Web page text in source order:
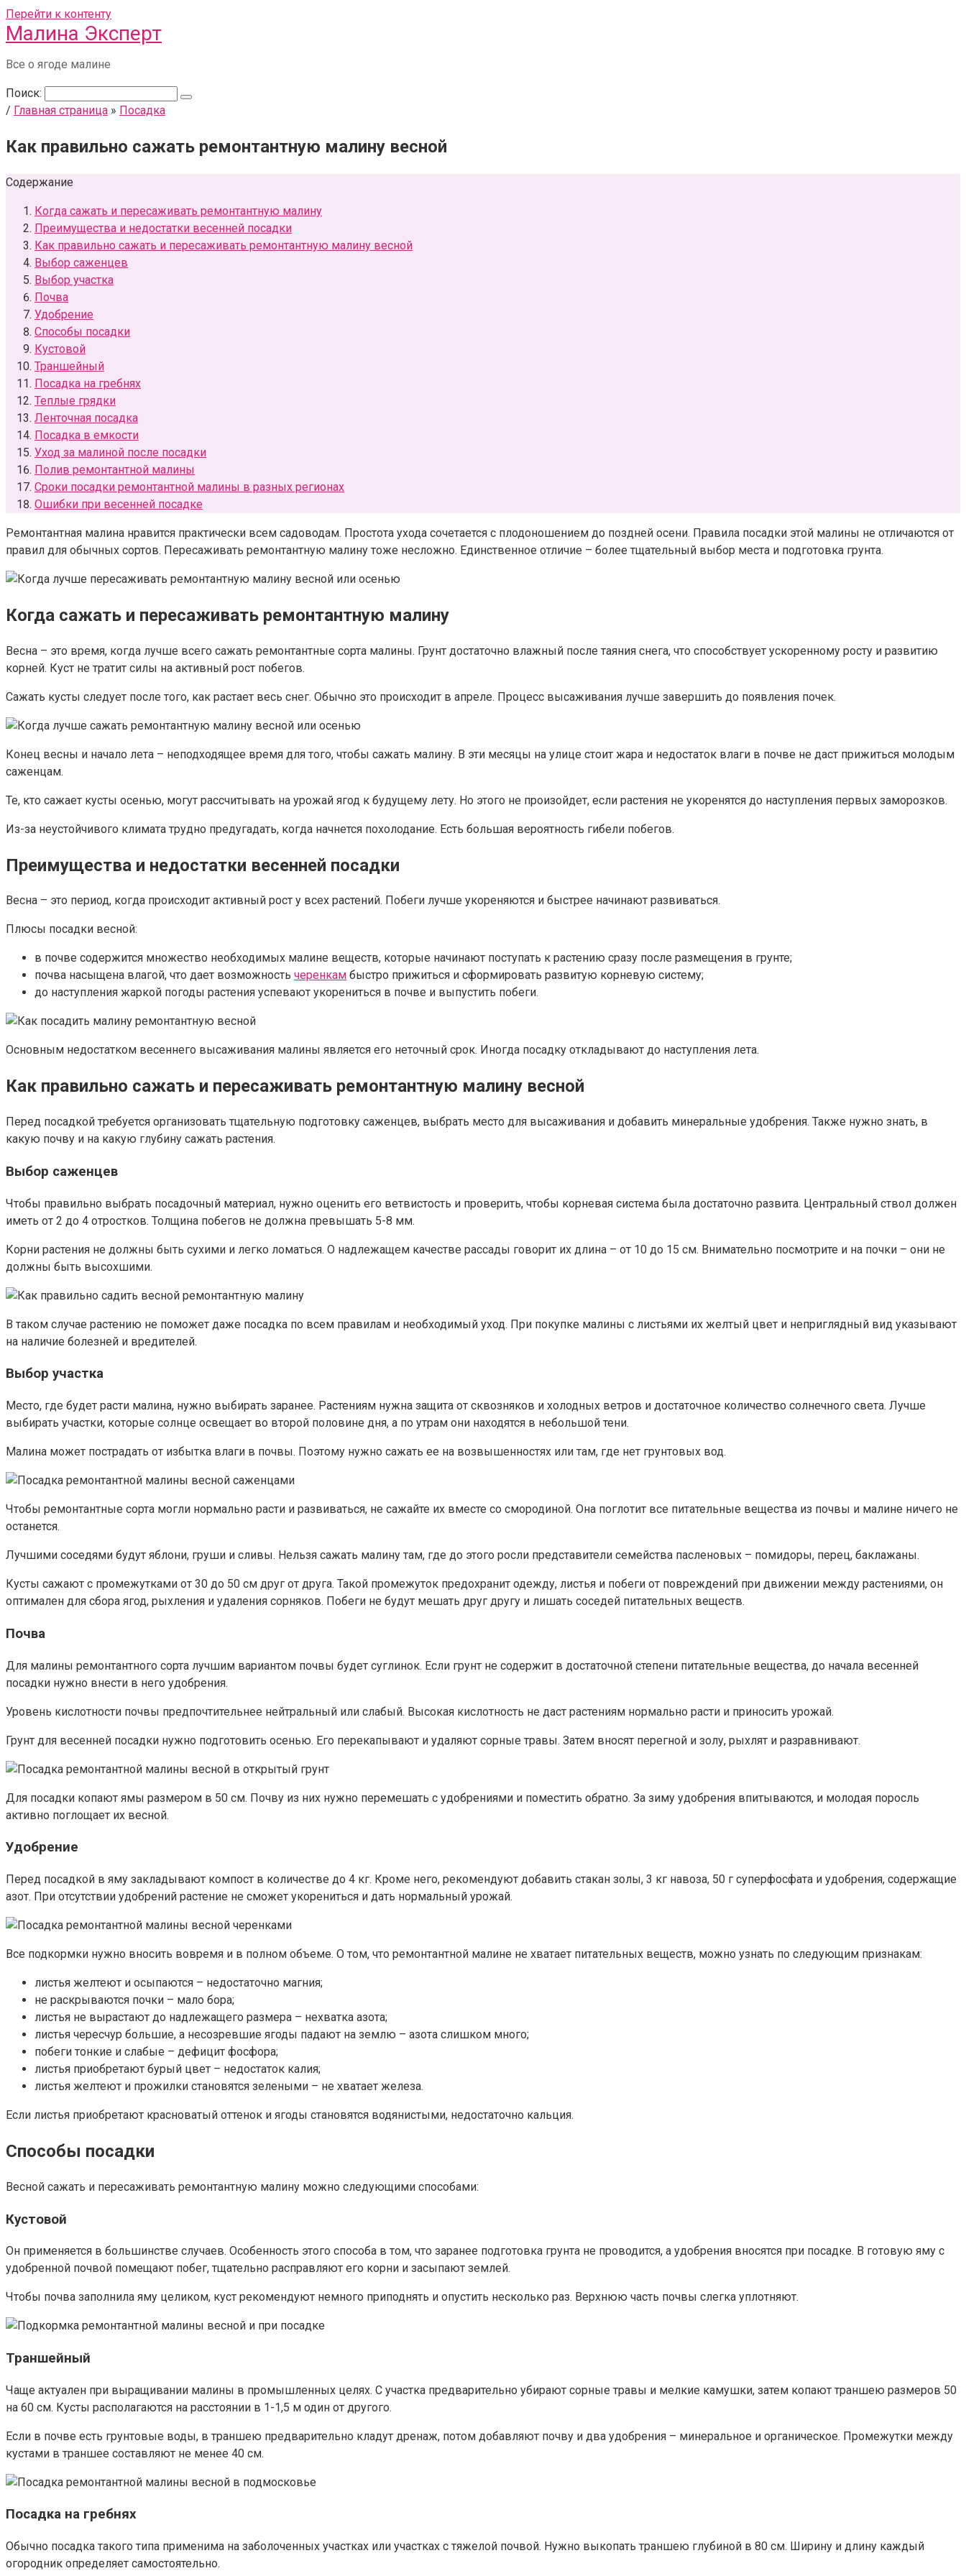
Перейти к контенту
Малина Эксперт
Все о ягоде малине
Поиск:
/ Главная страница » Посадка
Как правильно сажать ремонтантную малину весной
Содержание
Когда сажать и пересаживать ремонтантную малину
Преимущества и недостатки весенней посадки
Как правильно сажать и пересаживать ремонтантную малину весной
Выбор саженцев
Выбор участка
Почва
Удобрение
Способы посадки
Кустовой
Траншейный
Посадка на гребнях
Теплые грядки
Ленточная посадка
Посадка в емкости
Уход за малиной после посадки
Полив ремонтантной малины
Сроки посадки ремонтантной малины в разных регионах
Ошибки при весенней посадке
Ремонтантная малина нравится практически всем садоводам. Простота ухода сочетается с плодоношением до поздней осени. Правила посадки этой малины не отличаются от
правил для обычных сортов. Пересаживать ремонтантную малину тоже несложно. Единственное отличие – более тщательный выбор места и подготовка грунта.
Когда сажать и пересаживать ремонтантную малину
Весна – это время, когда лучше всего сажать ремонтантные сорта малины. Грунт достаточно влажный после таяния снега, что способствует ускоренному росту и развитию
корней. Куст не тратит силы на активный рост побегов.
Сажать кусты следует после того, как растает весь снег. Обычно это происходит в апреле. Процесс высаживания лучше завершить до появления почек.
Конец весны и начало лета – неподходящее время для того, чтобы сажать малину. В эти месяцы на улице стоит жара и недостаток влаги в почве не даст прижиться молодым
саженцам.
Те, кто сажает кусты осенью, могут рассчитывать на урожай ягод к будущему лету. Но этого не произойдет, если растения не укоренятся до наступления первых заморозков.
Из-за неустойчивого климата трудно предугадать, когда начнется похолодание. Есть большая вероятность гибели побегов.
Преимущества и недостатки весенней посадки
Весна – это период, когда происходит активный рост у всех растений. Побеги лучше укореняются и быстрее начинают развиваться.
Плюсы посадки весной:
в почве содержится множество необходимых малине веществ, которые начинают поступать к растению сразу после размещения в грунте;
почва насыщена влагой, что дает возможность черенкам быстро прижиться и сформировать развитую корневую систему;
до наступления жаркой погоды растения успевают укорениться в почве и выпустить побеги.
Основным недостатком весеннего высаживания малины является его неточный срок. Иногда посадку откладывают до наступления лета.
Как правильно сажать и пересаживать ремонтантную малину весной
Перед посадкой требуется организовать тщательную подготовку саженцев, выбрать место для высаживания и добавить минеральные удобрения. Также нужно знать, в
какую почву и на какую глубину сажать растения.
Выбор саженцев
Чтобы правильно выбрать посадочный материал, нужно оценить его ветвистость и проверить, чтобы корневая система была достаточно развита. Центральный ствол должен
иметь от 2 до 4 отростков. Толщина побегов не должна превышать 5-8 мм.
Корни растения не должны быть сухими и легко ломаться. О надлежащем качестве рассады говорит их длина – от 10 до 15 см. Внимательно посмотрите и на почки – они не
должны быть высохшими.
В таком случае растению не поможет даже посадка по всем правилам и необходимый уход. При покупке малины с листьями их желтый цвет и неприглядный вид указывают
на наличие болезней и вредителей.
Выбор участка
Место, где будет расти малина, нужно выбирать заранее. Растениям нужна защита от сквозняков и холодных ветров и достаточное количество солнечного света. Лучше
выбирать участки, которые солнце освещает во второй половине дня, а по утрам они находятся в небольшой тени.
Малина может пострадать от избытка влаги в почвы. Поэтому нужно сажать ее на возвышенностях или там, где нет грунтовых вод.
Чтобы ремонтантные сорта могли нормально расти и развиваться, не сажайте их вместе со смородиной. Она поглотит все питательные вещества из почвы и малине ничего не
останется.
Лучшими соседями будут яблони, груши и сливы. Нельзя сажать малину там, где до этого росли представители семейства пасленовых – помидоры, перец, баклажаны.
Кусты сажают с промежутками от 30 до 50 см друг от друга. Такой промежуток предохранит одежду, листья и побеги от повреждений при движении между растениями, он
оптимален для сбора ягод, рыхления и удаления сорняков. Побеги не будут мешать друг другу и лишать соседей питательных веществ.
Почва
Для малины ремонтантного сорта лучшим вариантом почвы будет суглинок. Если грунт не содержит в достаточной степени питательные вещества, до начала весенней
посадки нужно внести в него удобрения.
Уровень кислотности почвы предпочтительнее нейтральный или слабый. Высокая кислотность не даст растениям нормально расти и приносить урожай.
Грунт для весенней посадки нужно подготовить осенью. Его перекапывают и удаляют сорные травы. Затем вносят перегной и золу, рыхлят и разравнивают.
Для посадки копают ямы размером в 50 см. Почву из них нужно перемешать с удобрениями и поместить обратно. За зиму удобрения впитываются, и молодая поросль
активно поглощает их весной.
Удобрение
Перед посадкой в яму закладывают компост в количестве до 4 кг. Кроме него, рекомендуют добавить стакан золы, 3 кг навоза, 50 г суперфосфата и удобрения, содержащие
азот. При отсутствии удобрений растение не сможет укорениться и дать нормальный урожай.
Все подкормки нужно вносить вовремя и в полном объеме. О том, что ремонтантной малине не хватает питательных веществ, можно узнать по следующим признакам:
листья желтеют и осыпаются – недостаточно магния;
не раскрываются почки – мало бора;
листья не вырастают до надлежащего размера – нехватка азота;
листья чересчур большие, а несозревшие ягоды падают на землю – азота слишком много;
побеги тонкие и слабые – дефицит фосфора;
листья приобретают бурый цвет – недостаток калия;
листья желтеют и прожилки становятся зелеными – не хватает железа.
Если листья приобретают красноватый оттенок и ягоды становятся водянистыми, недостаточно кальция.
Способы посадки
Весной сажать и пересаживать ремонтантную малину можно следующими способами:
Кустовой
Он применяется в большинстве случаев. Особенность этого способа в том, что заранее подготовка грунта не проводится, а удобрения вносятся при посадке. В готовую яму с
удобренной почвой помещают побег, тщательно расправляют его корни и засыпают землей.
Чтобы почва заполнила яму целиком, куст рекомендуют немного приподнять и опустить несколько раз. Верхнюю часть почвы слегка уплотняют.
Траншейный
Чаще актуален при выращивании малины в промышленных целях. С участка предварительно убирают сорные травы и мелкие камушки, затем копают траншею размеров 50
на 60 см. Кусты располагаются на расстоянии в 1-1,5 м один от другого.
Если в почве есть грунтовые воды, в траншею предварительно кладут дренаж, потом добавляют почву и два удобрения – минеральное и органическое. Промежутки между
кустами в траншее составляют не менее 40 см.
Посадка на гребнях
Обычно посадка такого типа применима на заболоченных участках или участках с тяжелой почвой. Нужно выкопать траншею глубиной в 80 см. Ширину и длину каждый
огородник определяет самостоятельно.